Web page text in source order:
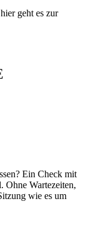
geht es zur
Ein Check mit
Wartezeiten,
wie es um